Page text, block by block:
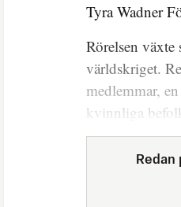
Tyra Wadner
Rörelsen växte
världskriget.
medlemmar,
kvinnliga